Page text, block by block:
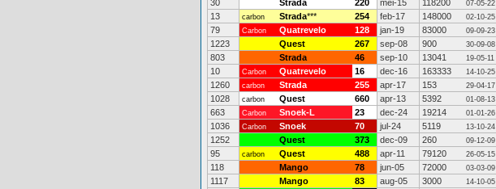
30
Strada 220 mei-15 118200 07-05-22
13
carbon Strada*** 254 feb-17 148000 02-10-25
79
Carbon Quatrevelo 128 jan-19 83000 09-09-23
1223
Quest 267 sep-08 900 30-09-08
803
Strada 46 sep-10 13041 19-05-11
10
Carbon Quatrevelo 16 dec-16 163333 14-10-25
1260
carbon Strada 255 apr-17 153 29-04-17
1028
carbon Quest 660 apr-13 5392 01-08-13
663
Carbon Snoek-L 23 dec-24 19214 01-01-26
1036
Carbon Snoek 70 jul-24 5119 13-10-24
1252
Quest 373 dec-09 260 09-12-09
95
carbon Quest 488 apr-11 79120 26-05-15
118
Mango 78 jun-05 72000 03-03-09
1117
Mango 83 aug-05 3000 14-10-05